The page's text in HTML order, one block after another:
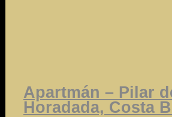
Apartmán – Pilar
Horadada, Costa